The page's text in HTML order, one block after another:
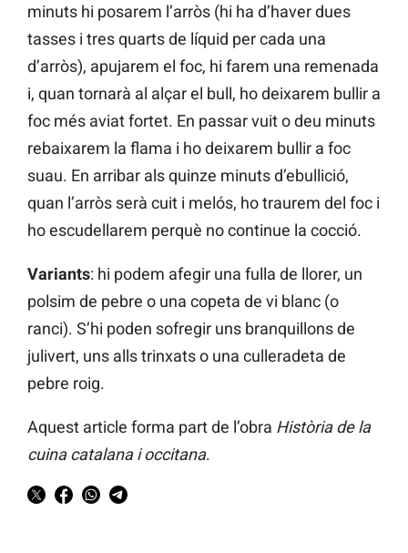
minuts hi posarem l’arròs (hi ha d’haver dues
tasses i tres quarts de líquid per cada una
d’arròs), apujarem el foc, hi farem una remenada
i, quan tornarà al alçar el bull, ho deixarem bullir a
foc més aviat fortet. En passar vuit o deu minuts
rebaixarem la flama i ho deixarem bullir a foc
suau. En arribar als quinze minuts d’ebullició,
quan l’arròs serà cuit i melós, ho traurem del foc i
ho escudellarem perquè no continue la cocció.
Variants: hi podem afegir una fulla de llorer, un
polsim de pebre o una copeta de vi blanc (o
ranci). S’hi poden sofregir uns branquillons de
julivert, uns alls trinxats o una culleradeta de
pebre roig.
Aquest article forma part de l’obra Història de la
cuina catalana i occitana.